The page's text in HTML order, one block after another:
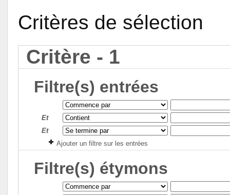
Critères de sélection
Critère - 1
Filtre(s) entrées
Et
Et
Ajouter un filtre sur les entrées
Filtre(s) étymons